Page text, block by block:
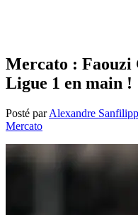
Mercato : Faouzi
Ligue 1 en main !
Posté parAlexandre
Mercato